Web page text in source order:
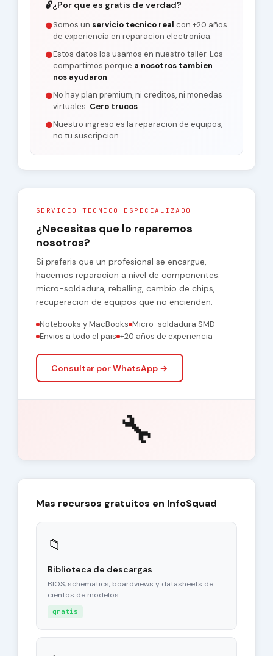
🔓¿Por que es gratis de verdad?
●Somos un servicio tecnico real con +20 años
de experiencia en reparacion electronica.
●Estos datos los usamos en nuestro taller. Los
compartimos porque a nosotros tambien
nos ayudaron.
●No hay plan premium, ni creditos, ni monedas
virtuales. Cero trucos.
●Nuestro ingreso es la reparacion de equipos,
no tu suscripcion.
SERVICIO TECNICO ESPECIALIZADO
¿Necesitas que lo reparemos
nosotros?
Si preferis que un profesional se encargue,
hacemos reparacion a nivel de componentes:
micro-soldadura, reballing, cambio de chips,
recuperacion de equipos que no encienden.
Notebooks y MacBooks Micro-soldadura SMD
Envios a todo el pais +20 años de experiencia
Consultar por WhatsApp →
🔧
Mas recursos gratuitos en InfoSquad
📁
Biblioteca de descargas
BIOS, schematics, boardviews y datasheets de
cientos de modelos.
gratis